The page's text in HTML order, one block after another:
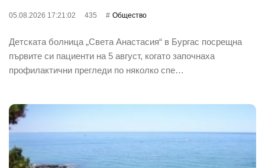
05.08.2026 17:21:02 435 Общество
Детската болница „Света Анастасия“ в Бургас посрещна
първите си пациенти на 5 август, когато започнаха
профилактични прегледи по няколко спе…